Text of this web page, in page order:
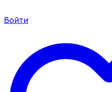
Войти